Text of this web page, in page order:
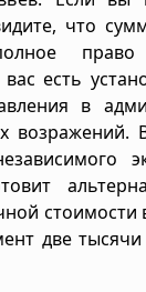
что
право
есть
в
возражений.
стоимости
две тысячи